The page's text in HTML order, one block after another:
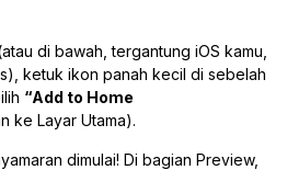
di bawah, tergantung iOS kamu,
ketuk ikon panah kecil di sebelah
“Add to Home
ke Layar Utama).
dimulai! Di bagian Preview,